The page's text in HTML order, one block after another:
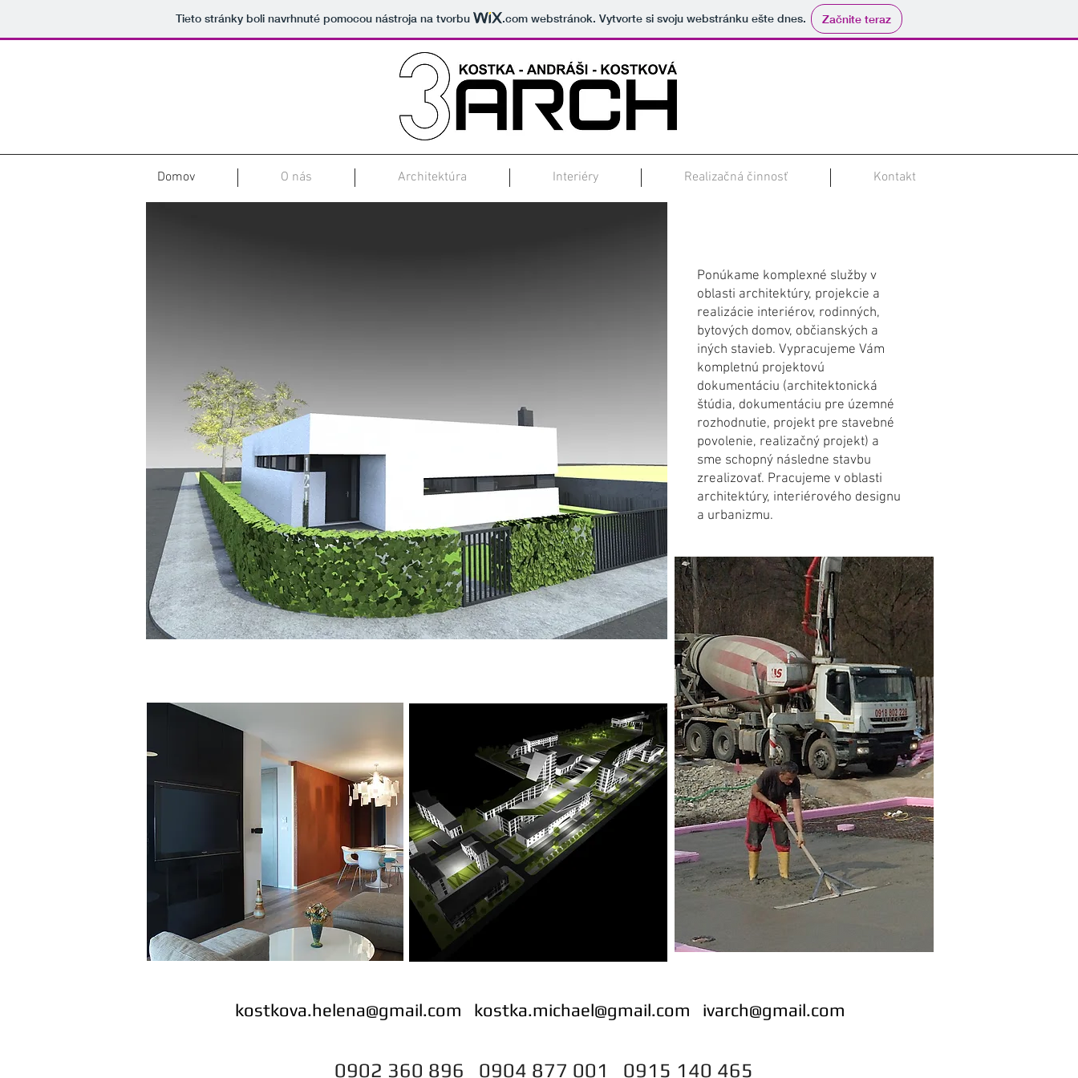
Tieto stránky boli navrhnuté pomocou nástroja na tvorbu .com webstránok. Vytvorte si svoju webstránku ešte dnes. Začnite teraz
Domov O nás Architektúra Interiéry Realizačná činnosť Kontakt
Ponúkame komplexné služby v
oblasti architektúry, projekcie a
realizácie interiérov, rodinných,
bytových domov, občianských a
iných stavieb. Vypracujeme Vám
kompletnú projektovú
dokumentáciu (architektonická
štúdia, dokumentáciu pre územné
rozhodnutie, projekt pre stavebné
povolenie, realizačný projekt) a
sme schopný následne stavbu
zrealizovať. Pracujeme v oblasti
architektúry, interiérového designu
a urbanizmu.
kostkova.helena@gmail.com kostka.michael@gmail.com ivarch@gmail.com
0902 360 896 0904 877 001 0915 140 465